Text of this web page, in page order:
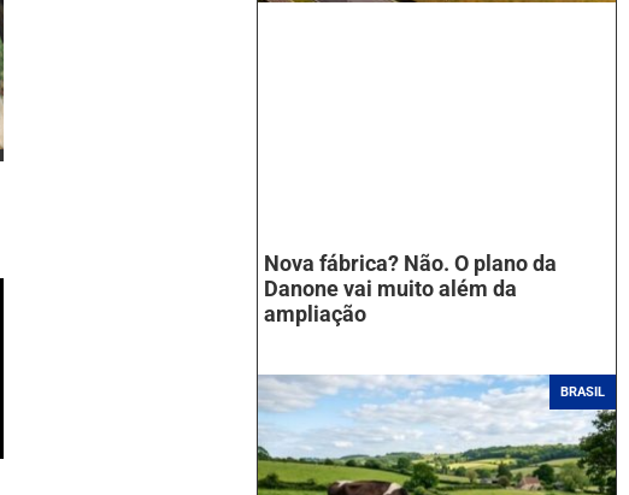
Nova fábrica? Não. O plano da
Danone vai muito além da
ampliação
BRASIL